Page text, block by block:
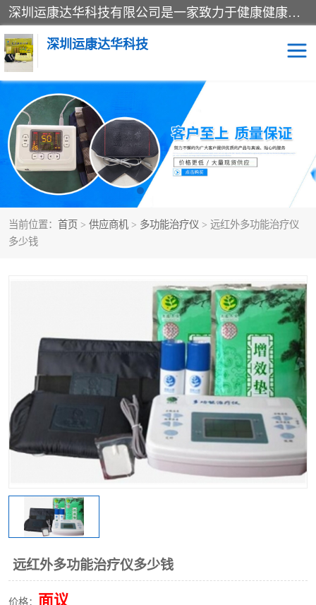
深圳运康达华科技有限公司是一家致力于健康健康产业的现代化企业，已经走过了15个春秋，开创了中医外用发展的新未来，是专业从事中医医疗仪器的研发、生产、销售、服务为一体的子公司，在医疗器械的设计、开发和生产方面率先引进国际先进技术和好的科技人员，先后开发出了场效应治疗仪、多功能治疗仪、颈椎治疗仪、腰椎治疗仪、增效垫等多个系列。
深圳运康达华科技
当前位置： 首页 > 供应商机 > 多功能治疗仪 > 远红外多功能治疗仪
多少钱
远红外多功能治疗仪多少钱
价格： 面议
多功能治疗仪 中药提速
中低频治疗仪 脉冲治疗仪
**腺治疗仪